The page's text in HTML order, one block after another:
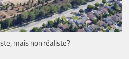
mais non réaliste?